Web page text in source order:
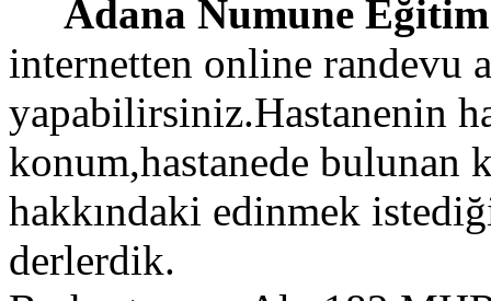
Adana Numune
internetten online randevu
yapabilirsiniz.Hastanenin
konum,hastanede
hakkındaki edinmek
derlerdik.